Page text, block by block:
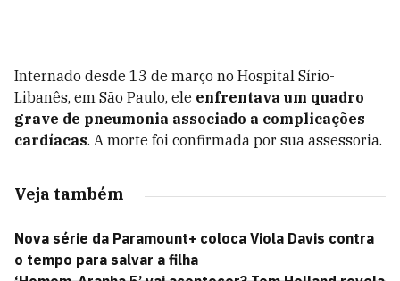
Internado desde 13 de março no Hospital Sírio-
Libanês, em São Paulo, ele enfrentava um quadro
grave de pneumonia associado a complicações
cardíacas. A morte foi confirmada por sua assessoria.
Veja também
Nova série da Paramount+ coloca Viola Davis contra
o tempo para salvar a filha